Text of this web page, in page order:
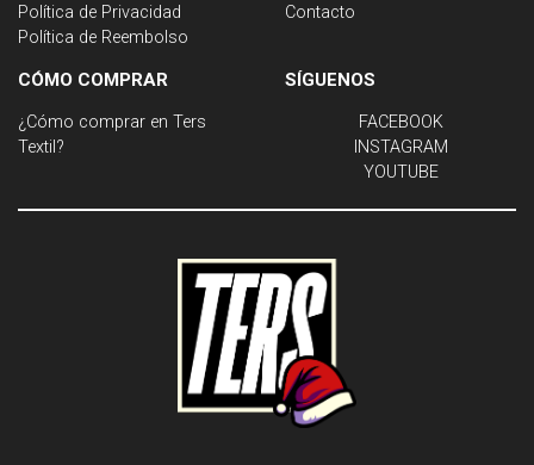
Política de Privacidad
Política de Reembolso
Contacto
CÓMO COMPRAR
¿Cómo comprar en Ters
Textil?
SÍGUENOS
FACEBOOK
INSTAGRAM
YOUTUBE